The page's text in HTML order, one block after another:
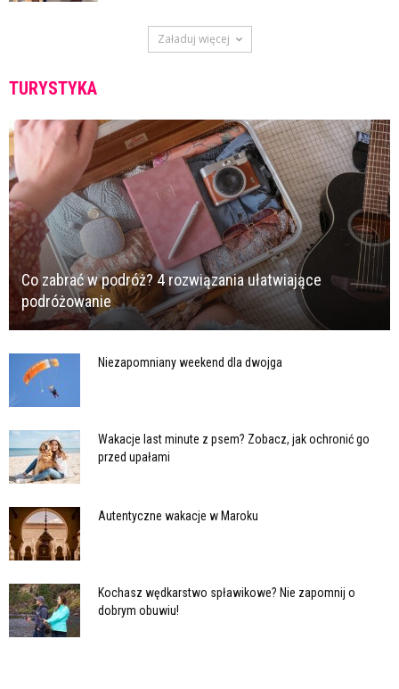
Załaduj więcej
TURYSTYKA
Co zabrać w podróż? 4 rozwiązania ułatwiające
podróżowanie
Niezapomniany weekend dla dwojga
Wakacje last minute z psem? Zobacz, jak ochronić go
przed upałami
Autentyczne wakacje w Maroku
Kochasz wędkarstwo spławikowe? Nie zapomnij o
dobrym obuwiu!